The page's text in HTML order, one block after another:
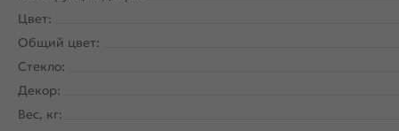
Цвет:
Общий цвет:
Стекло:
Декор:
Вес, кг: